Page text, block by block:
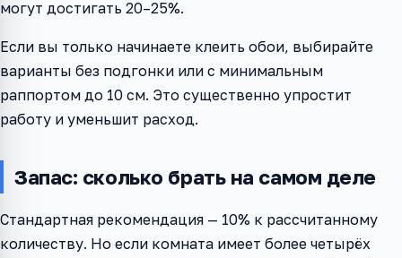
могут достигать 20–25%.
Если вы только начинаете клеить обои, выбирайте
варианты без подгонки или с минимальным
раппортом до 10 см. Это существенно упростит
работу и уменьшит расход.
Запас: сколько брать на самом деле
Стандартная рекомендация — 10% к рассчитанному
количеству. Но если комната имеет более четырёх